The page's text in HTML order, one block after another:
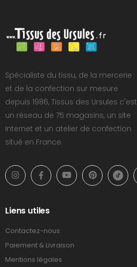
Spécialiste du tissu, de la mercerie
et de la confection sur mesure
depuis 1986, Tissus des Ursules c'est
un réseau de 75 magasins, un site
Internet et un atelier de confection
situé en France.
Liens utiles
Contactez-nous
Paiement & Livraison
Mentions légales